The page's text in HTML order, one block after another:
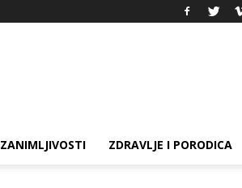
ZANIMLJIVOSTI ZDRAVLJE I PORODICA